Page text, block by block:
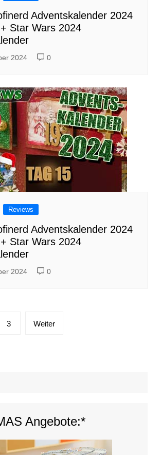
Adventskalender 2024
Star Wars 2024
2024 0
Reviews
Adventskalender 2024
Star Wars 2024
2024 0
3 Weiter
Angebote:*